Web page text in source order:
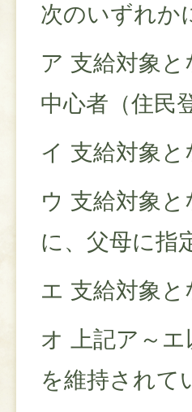
次のいずれか
ア 支給対象
中心者（住民
イ 支給対象
ウ 支給対象
に、父母に指
エ 支給対象
オ 上記ア～
を維持されて